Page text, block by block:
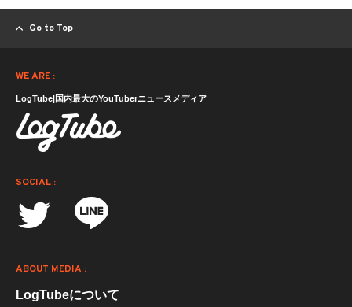
Go to Top
WE ARE :
LogTube|国内最大のYouTuberニュースメディア
SOCIAL :
ABOUT MEDIA :
LogTubeについて